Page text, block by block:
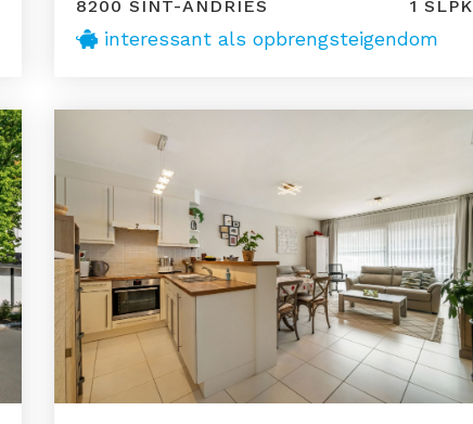
8200 SINT-ANDRIES 1 SLPK
interessant als opbrengsteigendom